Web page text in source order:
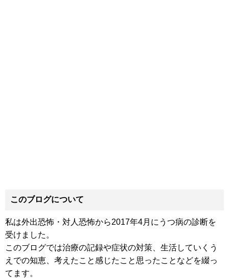
このブログについて
私は外出恐怖・対人恐怖から2017年4月にうつ病の診断を
受けました。
このブログでは治療の記録や症状の対策、生活していくう
えでの知恵、考えたこと感じたこと思ったことなどを綴っ
てます。